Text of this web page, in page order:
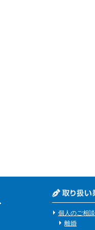
個人のご相談
離婚